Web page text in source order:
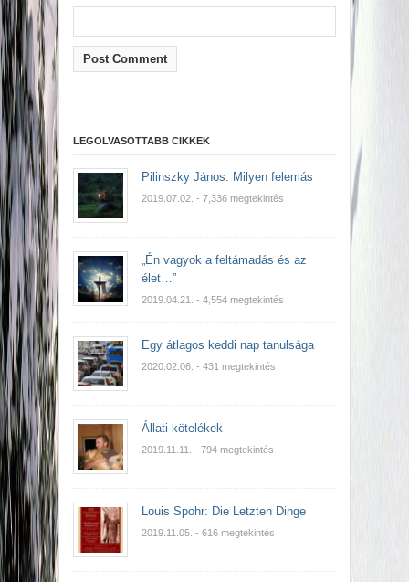
LEGOLVASOTTABB CIKKEK
Pilinszky János: Milyen felemás
2019.07.02. - 7,336 megtekintés
„Én vagyok a feltámadás és az
élet…”
2019.04.21. - 4,554 megtekintés
Egy átlagos keddi nap tanulsága
2020.02.06. - 431 megtekintés
Állati kötelékek
2019.11.11. - 794 megtekintés
Louis Spohr: Die Letzten Dinge
2019.11.05. - 616 megtekintés